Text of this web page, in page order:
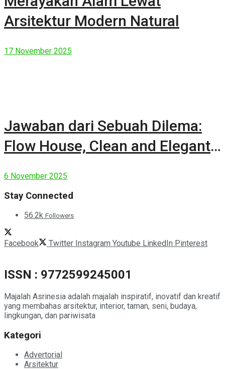
Arsitektur Modern Natural
17 November 2025
Jawaban dari Sebuah Dilema:
Flow House, Clean and Elegant
6 November 2025
Stay Connected
56.2k Followers
Facebook Twitter Instagram Youtube LinkedIn Pinterest
ISSN : 9772599245001
Majalah Asrinesia adalah majalah inspiratif, inovatif dan kreatif
yang membahas arsitektur, interior, taman, seni, budaya,
lingkungan, dan pariwisata
Kategori
Advertorial
Arsitektur